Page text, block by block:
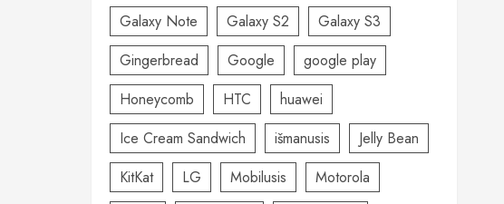
Galaxy Note
Galaxy S2
Galaxy S3
Gingerbread
Google
google play
Honeycomb
HTC
huawei
Ice Cream Sandwich
išmanusis
Jelly Bean
KitKat
LG Mobilusis
Motorola